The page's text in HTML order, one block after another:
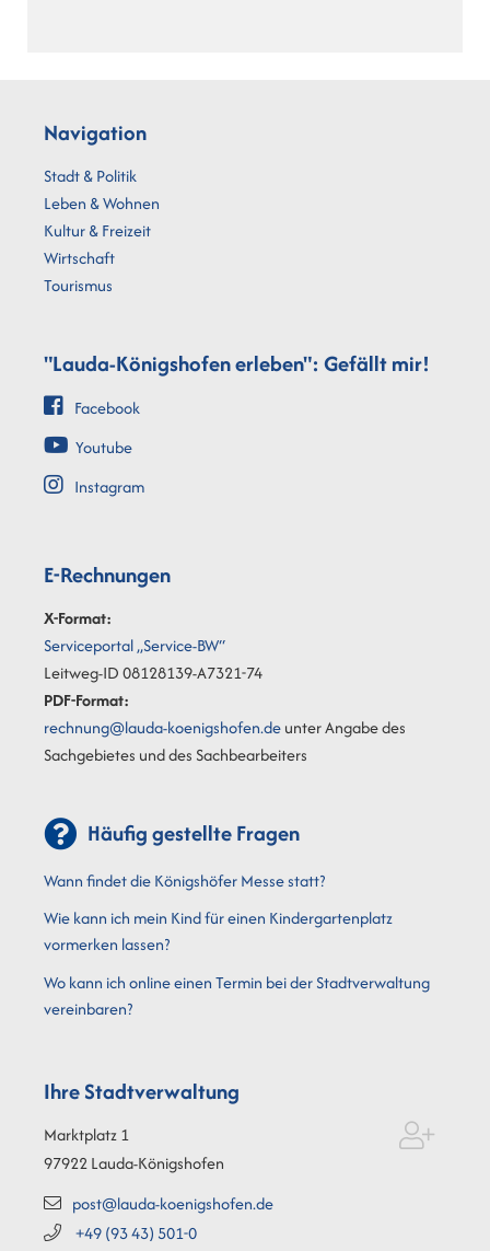
Navigation
Stadt & Politik
Leben & Wohnen
Kultur & Freizeit
Wirtschaft
Tourismus
"Lauda-Königshofen erleben": Gefällt mir!
Facebook
Youtube
Instagram
E-Rechnungen
X-Format:
Serviceportal „Service-BW“
Leitweg-ID 08128139-A7321-74
PDF-Format:
rechnung@lauda-koenigshofen.deunter Angabe des
Sachgebietes und des Sachbearbeiters
Häufig gestellte Fragen
Wann findet die Königshöfer Messe statt?
Wie kann ich mein Kind für einen Kindergartenplatz
vormerken lassen?
Wo kann ich online einen Termin bei der Stadtverwaltung
vereinbaren?
Ihre Stadtverwaltung
Marktplatz 1
97922Lauda-Königshofen
post@lauda-koenigshofen.de
+49 (9343) 501-0